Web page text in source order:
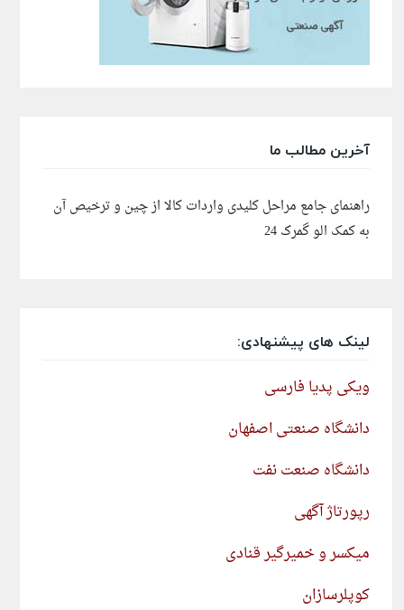
آخرین مطالب ما
راهنمای جامع مراحل کلیدی واردات کالا از چین و ترخیص آن
به کمک الو گمرک 24
لینک های پیشنهادی:
ویکی پدیا فارسی
دانشگاه صنعتی اصفهان
دانشگاه صنعت نفت
رپورتاژ آگهی
میکسر و خمیرگیر قنادی
کوپلرسازان